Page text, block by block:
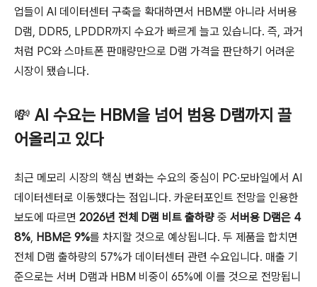
업들이 AI 데이터센터 구축을 확대하면서 HBM뿐 아니라 서버용
D램, DDR5, LPDDR까지 수요가 빠르게 늘고 있습니다. 즉, 과거
처럼 PC와 스마트폰 판매량만으로 D램 가격을 판단하기 어려운
시장이 됐습니다.
💸 AI 수요는 HBM을 넘어 범용 D램까지 끌
어올리고 있다
최근 메모리 시장의 핵심 변화는 수요의 중심이 PC·모바일에서 AI
데이터센터로 이동했다는 점입니다. 카운터포인트 전망을 인용한
보도에 따르면 2026년 전체 D램 비트 출하량 중 서버용 D램은 4
8%, HBM은 9%를 차지할 것으로 예상됩니다. 두 제품을 합치면
전체 D램 출하량의 57%가 데이터센터 관련 수요입니다. 매출 기
준으로는 서버 D램과 HBM 비중이 65%에 이를 것으로 전망됩니